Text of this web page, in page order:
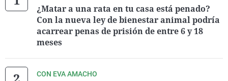
¿Matar a una rata en tu casa está penado?
Con la nueva ley de bienestar animal podría
acarrear penas de prisión de entre 6 y 18
meses
CON EVA AMACHO